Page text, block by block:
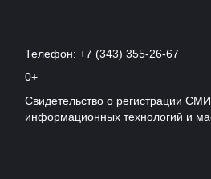
Телефон: +7 (343) 355-26-67
0+
Свидетельство о регистрации
информационных технологий и